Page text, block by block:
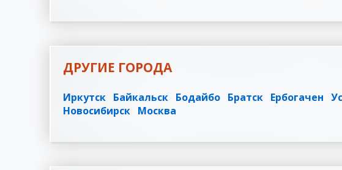
ДРУГИЕ ГОРОДА
Иркутск Байкальск Бодайбо Братск Ербогачен
Новосибирск Москва